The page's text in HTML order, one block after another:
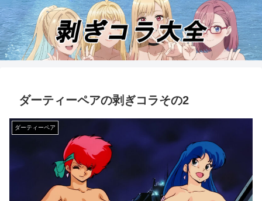
ダーティーペアの剥ぎコラその2
ダーティーペア